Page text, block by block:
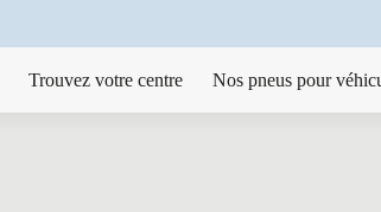
Trouvez votre centre Nos pneus pour